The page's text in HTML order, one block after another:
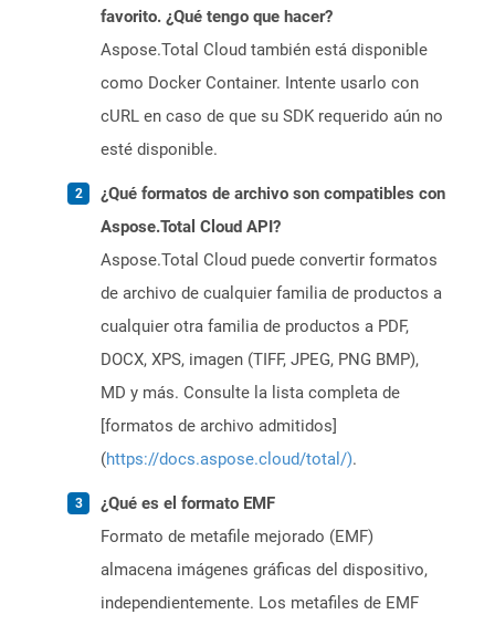
favorito. ¿Qué tengo que hacer?
Aspose.Total Cloud también está disponible
como Docker Container. Intente usarlo con
cURL en caso de que su SDK requerido aún no
esté disponible.
¿Qué formatos de archivo son compatibles con
Aspose.Total Cloud API?
Aspose.Total Cloud puede convertir formatos
de archivo de cualquier familia de productos a
cualquier otra familia de productos a PDF,
DOCX, XPS, imagen (TIFF, JPEG, PNG BMP),
MD y más. Consulte la lista completa de
[formatos de archivo admitidos]
(https://docs.aspose.cloud/total/).
¿Qué es el formato EMF
Formato de metafile mejorado (EMF)
almacena imágenes gráficas del dispositivo,
independientemente. Los metafiles de EMF